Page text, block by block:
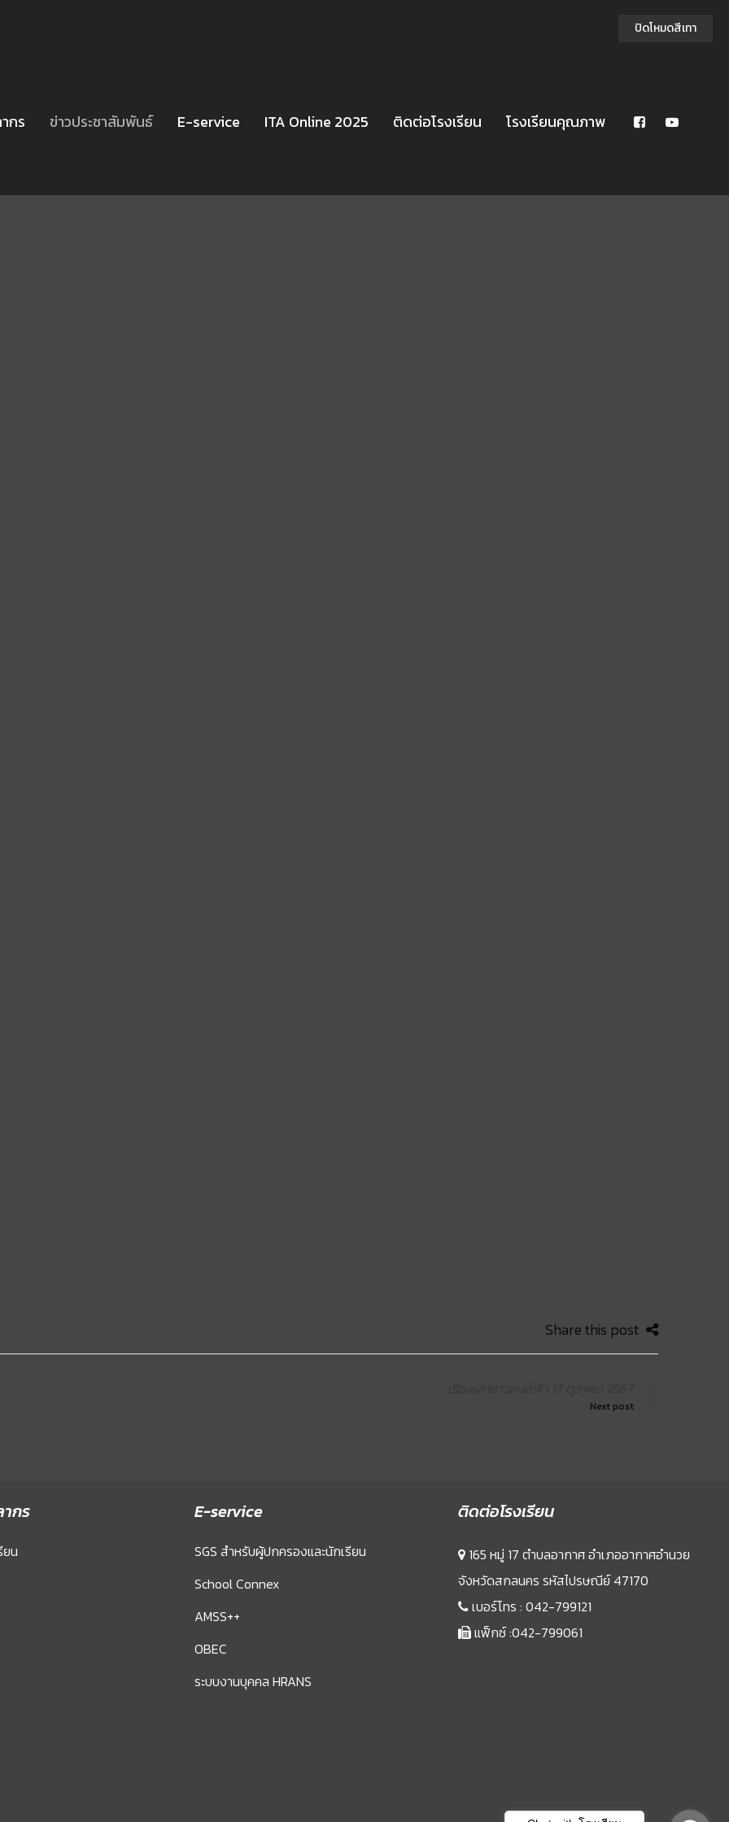
กร ข่าวประชาสัมพันธ์ E-service ITA Online 2025 ติดต่อโรงเรียน โรงเรียนคุณภาพ
Share this post
Next post
กร
ยน
E-service
SGS สำหรับผู้ปกครองและนักเรียน
School Connex
AMSS++
OBEC
ระบบงานบุคคล HRANS
ติดต่อโรงเรียน
165 หมู่ 17 ตำบลอากาศ อำเภออากาศอำนวย
จังหวัดสกลนคร รหัสไปรษณีย์ 47170
เบอร์โทร : 042-799121
แฟ็กซ์ :042-799061
ปิดโหมดสีเทา